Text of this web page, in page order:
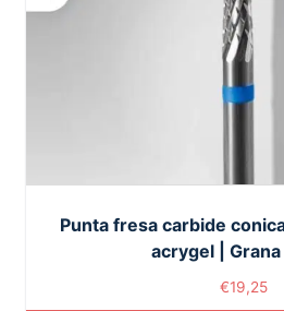
Punta fresa carbide
acrygel |
€19,25